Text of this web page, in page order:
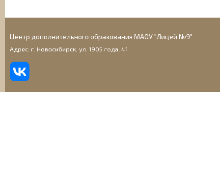
Центр дополнительного образования МАОУ "Лицей №9"
Адрес: г. Новосибирск, ул. 1905 года, 41